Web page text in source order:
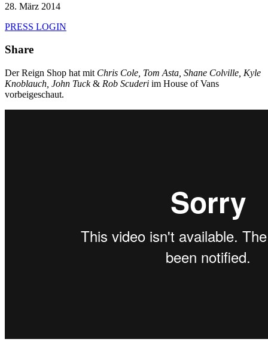
28. März 2014
PRESS LOGIN
Share
Der Reign Shop hat mit Chris Cole, Tom Asta, Shane Colville, Kyle
Knoblauch, John Tuck& Rob Scuderi im House of Vans
vorbeigeschaut.